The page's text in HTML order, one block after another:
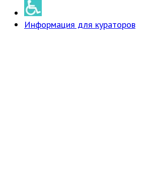
Информация для кураторов